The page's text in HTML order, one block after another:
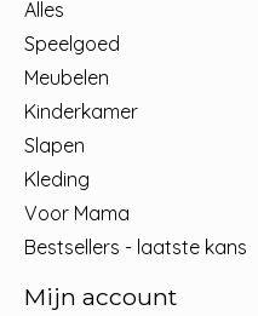
Alles
Speelgoed
Meubelen
Kinderkamer
Slapen
Kleding
Voor Mama
Bestsellers - laatste kans
Mijn account